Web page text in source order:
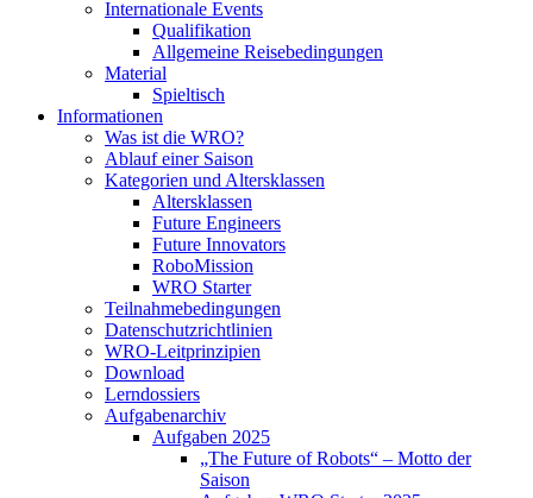
Internationale Events
Qualifikation
Allgemeine Reisebedingungen
Material
Spieltisch
Informationen
Was ist die WRO?
Ablauf einer Saison
Kategorien und Altersklassen
Altersklassen
Future Engineers
Future Innovators
RoboMission
WRO Starter
Teilnahmebedingungen
Datenschutzrichtlinien
WRO-Leitprinzipien
Download
Lerndossiers
Aufgabenarchiv
Aufgaben 2025
„The Future of Robots“ – Motto der
Saison